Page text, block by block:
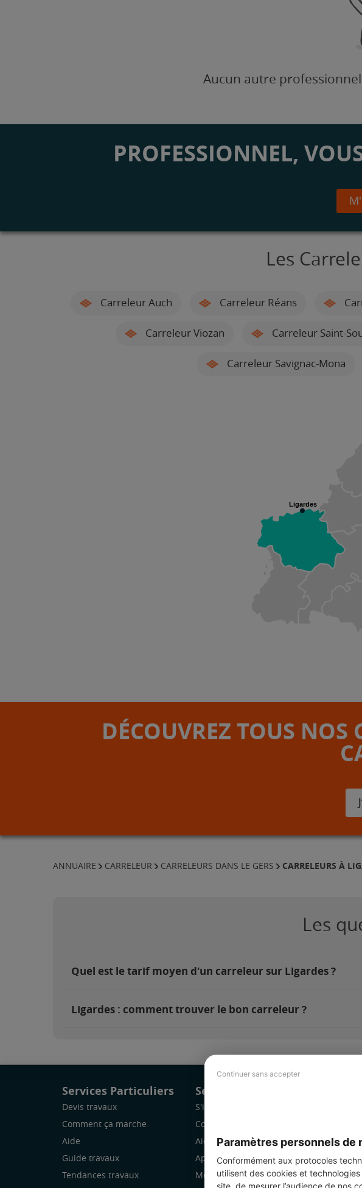
Continuer sans accepter
Paramètres personnels de
Conformément aux protocoles
utilisent des cookies et
site, de mesurer l’audience de nos
Aucun autre
PROFESSIONNEL,
Les
Carreleur Auch Carreleur Réans
Carreleur Viozan Carreleur Saint-
Carreleur Savignac-Mona
Ligardes
DÉCOUVREZ TOUS NOS
ANNUAIRE CARRELEUR CARRELEURS DANS LE GERS CARRELEURS À
Les
Quel est le tarif moyen d'un carreleur sur Ligardes ?
Ligardes : comment trouver le bon carreleur ?
Services Particuliers
Devis travaux
Comment ça marche
Aide
Guide travaux
Tendances travaux
Services Pro
S'inscrire
Comment ça marche
Aide
Application Mobile
Mon espace
Revue